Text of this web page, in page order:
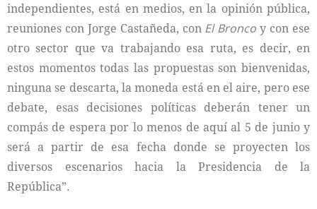
independientes, está en medios, en la opinión pública,
reuniones con Jorge Castañeda, con El Bronco y con ese
otro sector que va trabajando esa ruta, es decir, en
estos momentos todas las propuestas son bienvenidas,
ninguna se descarta, la moneda está en el aire, pero ese
debate, esas decisiones políticas deberán tener un
compás de espera por lo menos de aquí al 5 de junio y
será a partir de esa fecha donde se proyecten los
diversos escenarios hacia la Presidencia de la
República”.